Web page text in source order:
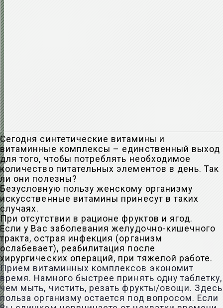
Сегодня синтетические витамины и
витаминные комплексы – единственный выход
для того, чтобы потреблять необходимое
количество питательных элементов в день. Так
ли они полезны?
Безусловную пользу женскому организму
искусственные витамины принесут в таких
случаях.
При отсутствии в рационе фруктов и ягод.
Если у Вас заболевания желудочно-кишечного
тракта, острая инфекция (организм
ослабевает), реабилитация после
хирургических операций, при тяжелой работе.
Прием витаминных комплексов экономит
время. Намного быстрее принять одну таблетку,
чем мыть, чистить, резать фрукты/овощи. Здесь
польза организму остается под вопросом. Если